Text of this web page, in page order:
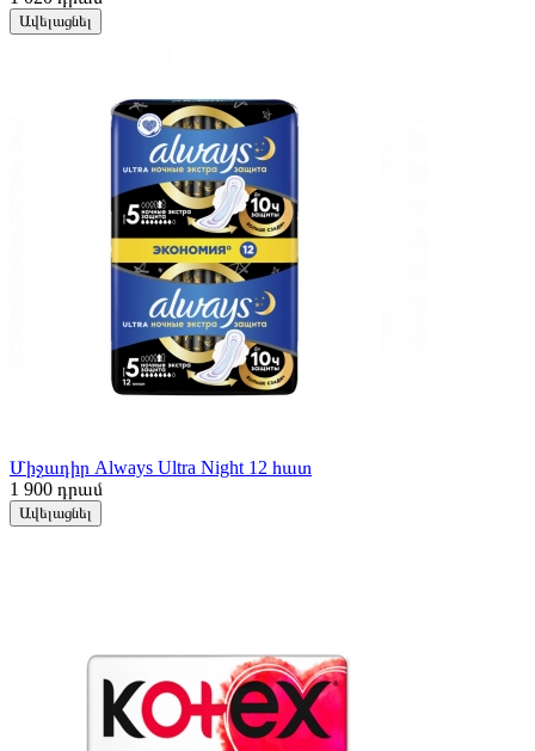
Ավելացնել
Միջադիր Always Ultra Night 12 հատ
1 900 դրամ
Ավելացնել